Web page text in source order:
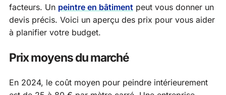
facteurs. Un peintre en bâtiment peut vous donner un
devis précis. Voici un aperçu des prix pour vous aider
à planifier votre budget.
Prix moyens du marché
En 2024, le coût moyen pour peindre intérieurement